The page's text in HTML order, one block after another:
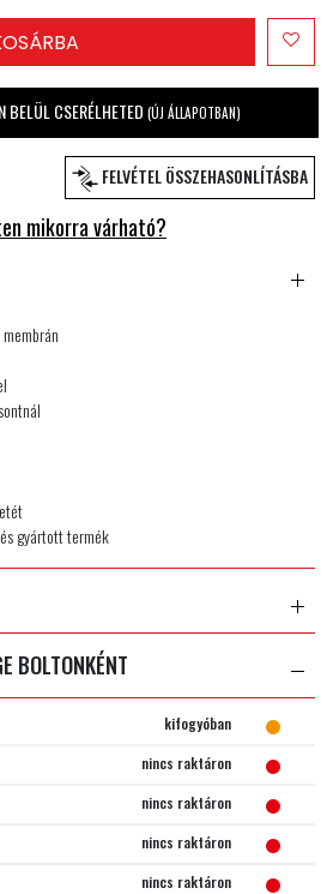
BELÜL CSERÉLHETED (ÚJ ÁLLAPOTBAN)
FELVÉTEL ÖSSZEHASONLÍTÁSBA
mikorra várható?
gyártott termék
BOLTONKÉNT
kifogyóban
nincs raktáron
nincs raktáron
nincs raktáron
nincs raktáron